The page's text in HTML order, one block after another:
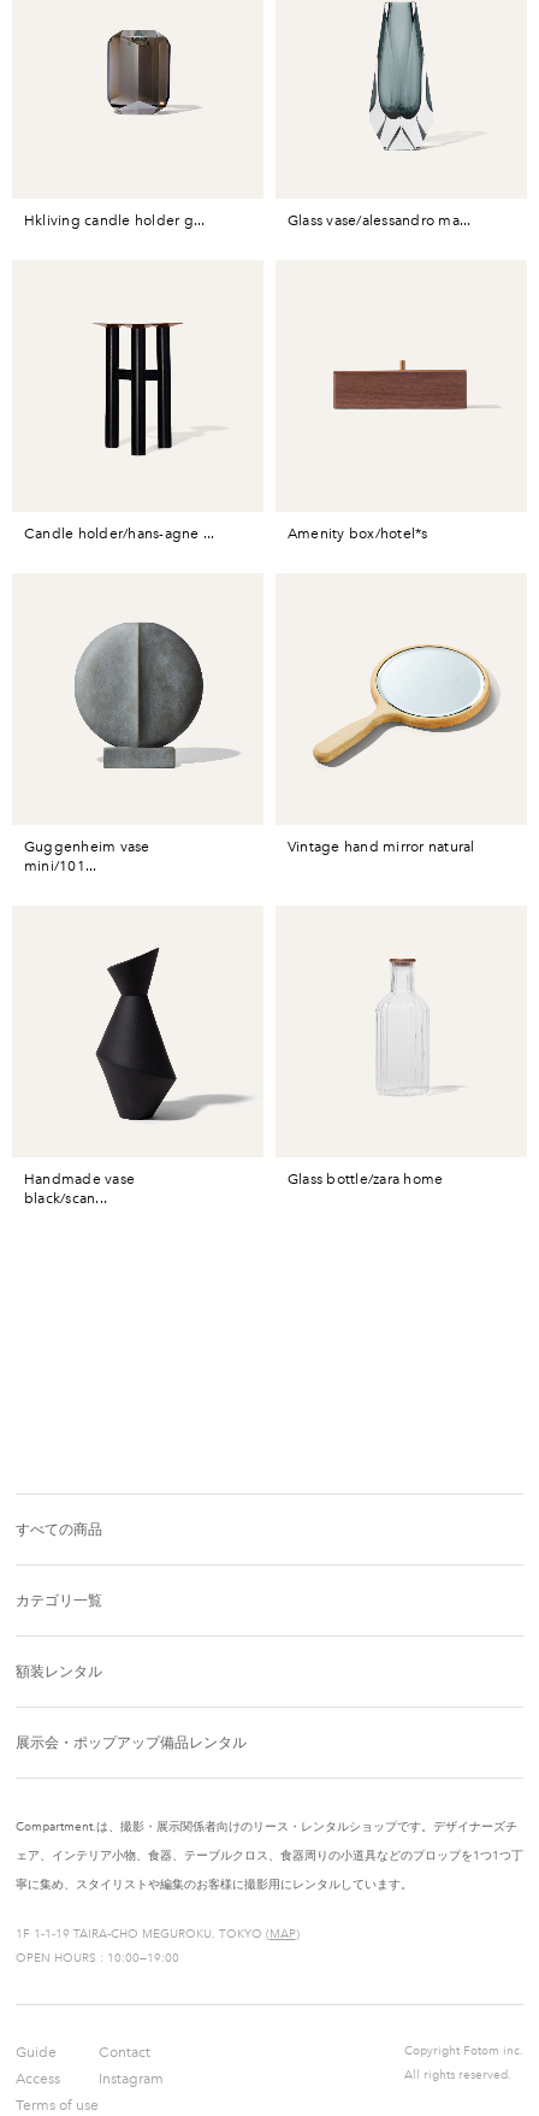
hkliving candle holder g... glass vase/alessandro ma...
candle holder/hans-agne ... amenity box/hotel*s
guggenheim vase
mini/101...
vintage hand mirror natural
handmade vase
black/scan...
glass bottle/zara home
すべての商品
カテゴリ一覧
額装レンタル
展示会・ポップアップ備品レンタル
Compartment.は、撮影・展示関係者向けのリース・レンタルショップです。デザイナーズチ
ェア、インテリア小物、食器、テーブルクロス、食器周りの小道具などのプロップを1つ1つ丁
寧に集め、スタイリストや編集のお客様に撮影用にレンタルしています。
1F 1-1-19 TAIRA-CHO MEGUROKU, TOKYO (MAP)
OPEN HOURS : 10:00—19:00
Guide
Access
Terms of use
Contact
Instagram
Copyright Fotom inc.
All rights reserved.